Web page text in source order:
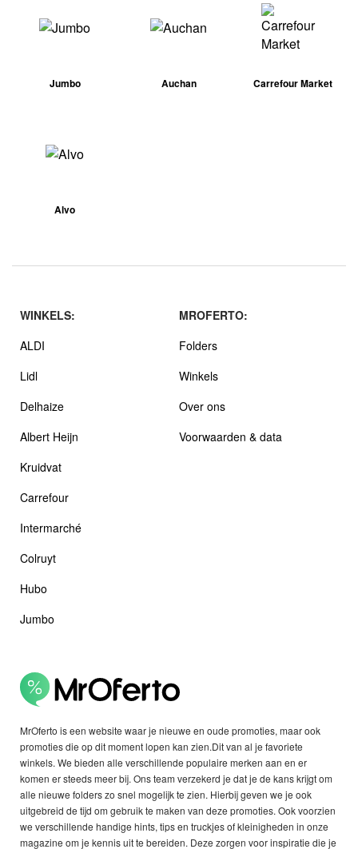
Jumbo Auchan Carrefour Market
Alvo
MrOferto is een website waar je nieuwe en oude promoties, maar ook
promoties die op dit moment lopen kan zien.Dit van al je favoriete
winkels. We bieden alle verschillende populaire merken aan en er
komen er steeds meer bij. Ons team verzekerd je dat je de kans krijgt om
alle nieuwe folders zo snel mogelijk te zien. Hierbij geven we je ook
uitgebreid de tijd om gebruik te maken van deze promoties. Ook voorzien
we verschillende handige hints, tips en truckjes of kleinigheden in onze
magazine om je kennis uit te bereiden. Deze zorgen voor inspiratie die je
WINKELS:
ALDI
Lidl
Delhaize
Albert Heijn
Kruidvat
Carrefour
Intermarché
Colruyt
Hubo
Jumbo
MROFERTO:
Folders
Winkels
Over ons
Voorwaarden & data